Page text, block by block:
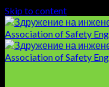
Skip to content